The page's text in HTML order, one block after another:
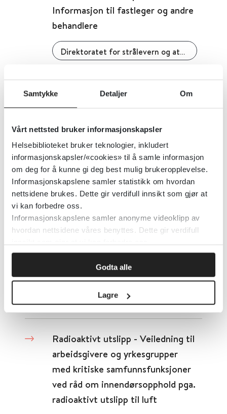
Samtykke Detaljer Om
Vårt nettsted bruker informasjonskapsler
Helsebiblioteket bruker teknologier, inkludert
informasjonskapsler/«cookies» til å samle informasjon
om deg for å kunne gi deg best mulig brukeropplevelse.
Informasjonskapslene samler statistikk om hvordan
nettsidene brukes. Dette gir verdifull innsikt som gjør at
vi kan forbedre oss.
Informasjonskapslene samler anonyme videoklipp av
hvordan nettsidene våres benyttes. Dette gir verdifull
Godta alle
Lagre
Informasjon til fastleger og andre
behandlere
Direktoratet for strålevern og atomsikkerhet
Detaljer
om jodtabletter ved
atomhendelser
Detaljer
Persondosimetri - Yrkesmessig
eksponering for ioniserende
stråling
Direktoratet for strålevern og atomsikkerhet
Radioaktivt utslipp - Veiledning til
arbeidsgivere og yrkesgrupper
med kritiske samfunnsfunksjoner
ved råd om innendørsopphold pga.
radioaktivt utslipp til luft